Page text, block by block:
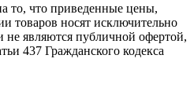
то, что приведенные цены,
товаров носят исключительно
не являются публичной офертой,
437 Гражданского кодекса